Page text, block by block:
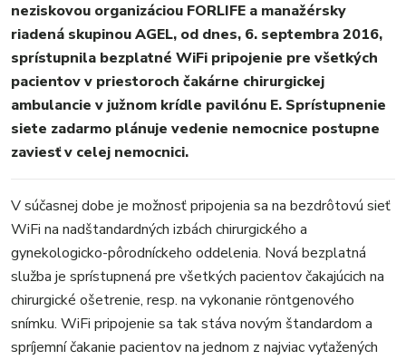
VIDEO
MIX
neziskovou organizáciou FORLIFE a manažérsky
riadená skupinou AGEL, od dnes, 6. septembra 2016,
sprístupnila bezplatné WiFi pripojenie pre všetkých
pacientov v priestoroch čakárne chirurgickej
ambulancie v južnom krídle pavilónu E. Sprístupnenie
siete zadarmo plánuje vedenie nemocnice postupne
zaviesť v celej nemocnici.
V súčasnej dobe je možnosť pripojenia sa na bezdrôtovú sieť
WiFi na nadštandardných izbách chirurgického a
gynekologicko-pôrodníckeho oddelenia. Nová bezplatná
služba je sprístupnená pre všetkých pacientov čakajúcich na
chirurgické ošetrenie, resp. na vykonanie röntgenového
snímku. WiFi pripojenie sa tak stáva novým štandardom a
spríjemní čakanie pacientov na jednom z najviac vyťažených